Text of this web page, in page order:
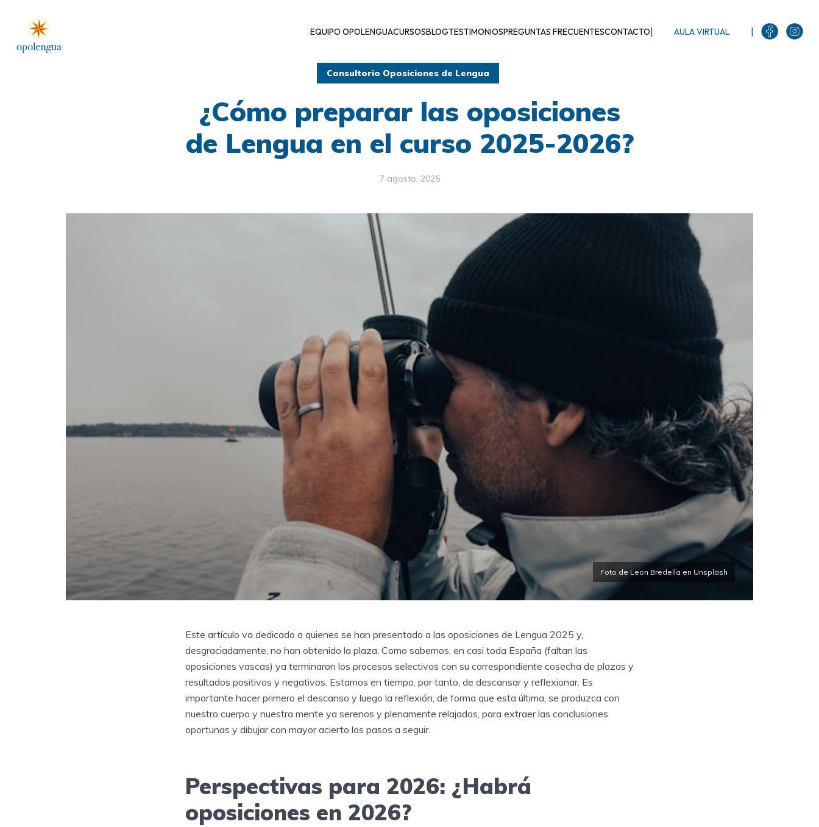
EQUIPO OPOLENGUACURSOSBLOGTESTIMONIOSPREGUNTAS FRECUENTESCONTACTO| AULA VIRTUAL |
Consultorio Oposiciones de Lengua
¿Cómo preparar las oposiciones
de Lengua en el curso 2025-2026?
7 agosto, 2025
Foto de Leon Bredella en Unsplash
Este artículo va dedicado a quienes se han presentado a las oposiciones de Lengua 2025 y,
desgraciadamente, no han obtenido la plaza. Como sabemos, en casi toda España (faltan las
oposiciones vascas) ya terminaron los procesos selectivos con su correspondiente cosecha de plazas y
resultados positivos y negativos. Estamos en tiempo, por tanto, de descansar y reflexionar. Es
importante hacer primero el descanso y luego la reflexión, de forma que esta última, se produzca con
nuestro cuerpo y nuestra mente ya serenos y plenamente relajados, para extraer las conclusiones
oportunas y dibujar con mayor acierto los pasos a seguir.
Perspectivas para 2026: ¿Habrá
oposiciones en 2026?